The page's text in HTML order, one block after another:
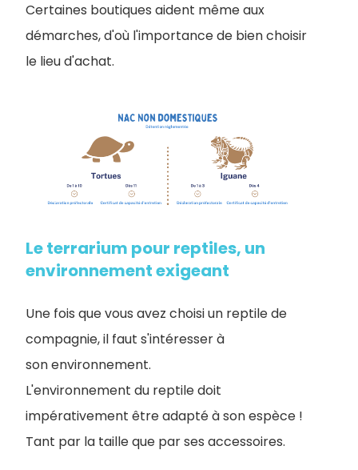
Certaines boutiques aident même aux
démarches, d'où l'importance de bien choisir
le lieu d'achat.
Le terrarium pour reptiles, un
environnement exigeant
Une fois que vous avez choisi un reptile de
compagnie, il faut s'intéresser à
son environnement.
L'environnement du reptile doit
impérativement être adapté à son espèce !
Tant par la taille que par ses accessoires.